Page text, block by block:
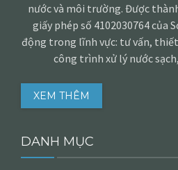
nước và môi trường. Được
giấy phép số 4102030764 của
động trong lĩnh vực: tư vấn,
công trình xử lý nước
XEM THÊM
DANH MỤC